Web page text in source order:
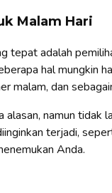
Malam Hari
tepat adalah
hal mungkin
malam, dan
namun tidak
terjadi,
Anda.